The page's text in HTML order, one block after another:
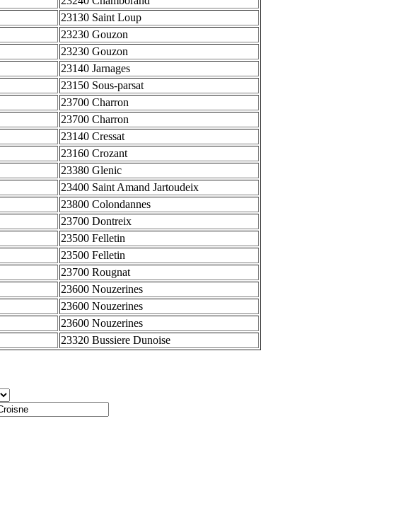
23130 Saint Loup
23230 Gouzon
23230 Gouzon
23140 Jarnages
23150 Sous-parsat
23700 Charron
23700 Charron
23140 Cressat
23160 Crozant
23380 Glenic
23400 Saint Amand Jartoudeix
23800 Colondannes
23700 Dontreix
23500 Felletin
23500 Felletin
23700 Rougnat
23600 Nouzerines
23600 Nouzerines
23600 Nouzerines
23320 Bussiere Dunoise